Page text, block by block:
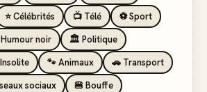
⭐ Célébrités 📺 Télé
⚽ Sport
noir
🏛️ Politique
🐾 Animaux
🚗 Transport
sociaux
🍔 Bouffe